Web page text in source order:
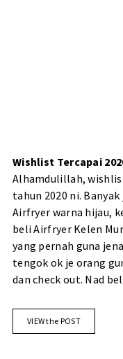
Wishlist Tercapai
Alhamdulillah,
tahun 2020 ni.
Airfryer warna hijau,
beli Airfryer Kelen
yang pernah guna
tengok ok je orang
dan check out. Nad
VIEW the POST